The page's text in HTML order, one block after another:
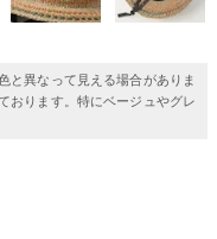
と異なって見える場合がありま
おります。特にベージュやグレ